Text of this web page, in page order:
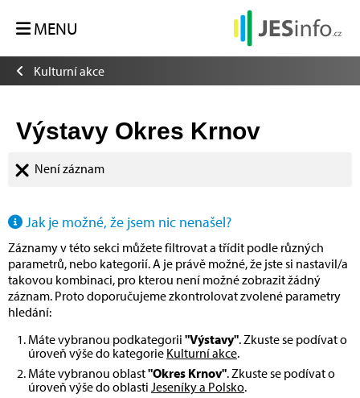
MENU
Kulturní akce
Výstavy Okres Krnov
Není záznam
Jak je možné, že jsem nic nenašel?
Záznamy v této sekci můžete filtrovat a třídit podle různých
parametrů, nebo kategorií. A je právě možné, že jste si nastavil/a
takovou kombinaci, pro kterou není možné zobrazit žádný
záznam. Proto doporučujeme zkontrolovat zvolené parametry
hledání:
Máte vybranou podkategorii "Výstavy". Zkuste se podívat o
úroveň výše do kategorie Kulturní akce.
Máte vybranou oblast"Okres Krnov". Zkuste se podívat o
úroveň výše do oblasti Jeseníky a Polsko.